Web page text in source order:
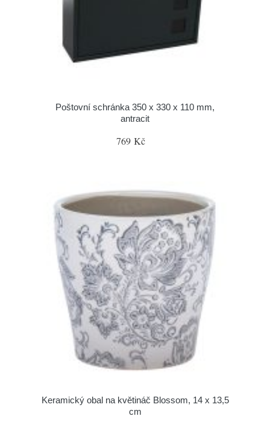
Poštovní schránka 350 x 330 x 110 mm,
antracit
769 Kč
Keramický obal na květináč Blossom, 14 x 13,5
cm